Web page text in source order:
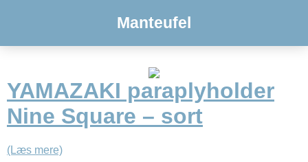
Manteufel
YAMAZAKI paraplyholder
Nine Square – sort
(Læs mere)